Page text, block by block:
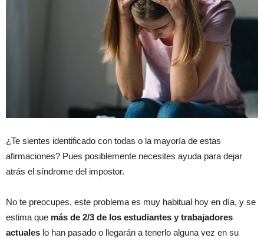
¿Te sientes identificado con todas o la mayoría de estas
afirmaciones? Pues posiblemente necesites ayuda para dejar
atrás el síndrome del impostor.
No te preocupes, este problema es muy habitual hoy en día, y se
estima que más de 2/3 de los estudiantes y trabajadores
actuales lo han pasado o llegarán a tenerlo alguna vez en su